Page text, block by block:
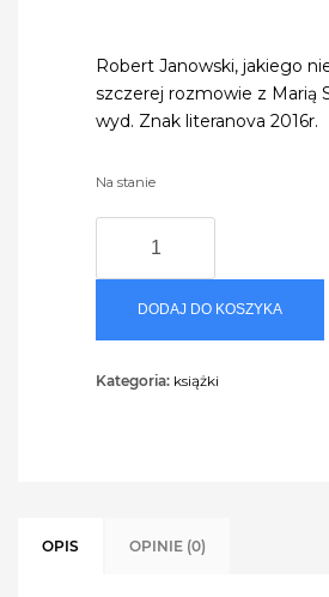
Robert Janowski, jakiego
szczerej rozmowie z Marią
wyd. Znak literanova 2016r.
Na stanie
PRZYPADKI
DODAJ DO KOSZYKA
Kategoria: książki
OPIS OPINIE (0)